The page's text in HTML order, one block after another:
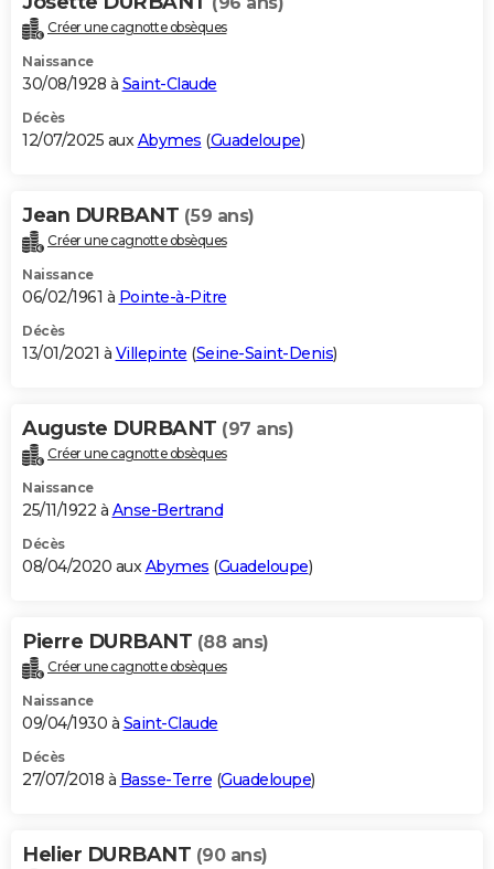
VOYAGE
Destinations
City break
Voyage nature
Voyage de noces
Forum
Climat
+PHOTO
GUIDES D'ACHAT
BONS PLANS
Carte de Noël
Carte Bonne année
Carte Saint-Valentin
Carte Pâques
Carte d'anniversaire
DICTIONNAIRE
Dictionnaire
Biographies
Citations
Expressions
Proverbes
PROGRAMME TV
S'inscrire
Se connecter
Lycées
Collèges
Primaires
Universités
Entreprises
Service militaire
Avis de recherche
AVIS DE DÉCÈS
Bricolage
Lifestyle
Culture
Sport
Auto
Television
Voyage
Cinema
Créer une cagnotte obsèques
Naissance
30/08/1928 à Saint-Claude
Décès
12/07/2025 auxAbymes (Guadeloupe)
Jean DURBANT (59 ans)
Créer une cagnotte obsèques
Naissance
06/02/1961 à Pointe-à-Pitre
Décès
13/01/2021 à Villepinte (Seine-Saint-Denis)
Auguste DURBANT (97 ans)
Créer une cagnotte obsèques
Naissance
25/11/1922 à Anse-Bertrand
Décès
08/04/2020 auxAbymes (Guadeloupe)
Pierre DURBANT (88 ans)
Créer une cagnotte obsèques
Naissance
09/04/1930 à Saint-Claude
Décès
27/07/2018 à Basse-Terre (Guadeloupe)
Helier DURBANT (90 ans)